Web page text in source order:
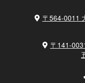
〒564-0011
〒141-